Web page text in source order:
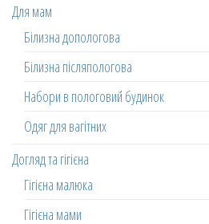
Для мам
Білизна допологова
Білизна післяпологова
Набори в пологовий будинок
Одяг для вагітних
Догляд та гігієна
Гігієна малюка
Гігієна мами